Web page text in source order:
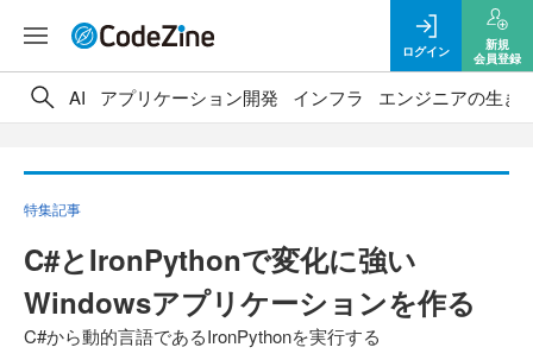
ログイン
新規
会員登録
AI アプリケーション開発 インフラ エンジニアの生き
特集記事
C#とIronPythonで変化に強い
Windowsアプリケーションを作る
C#から動的言語であるIronPythonを実行する